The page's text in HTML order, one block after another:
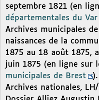
septembre 1821 (en
départementales du Var
Archives municipales
naissances de la
1875 au 18 août 1875,
juin 1875 (en ligne sur
municipales de Brest
).
Archives nationales,